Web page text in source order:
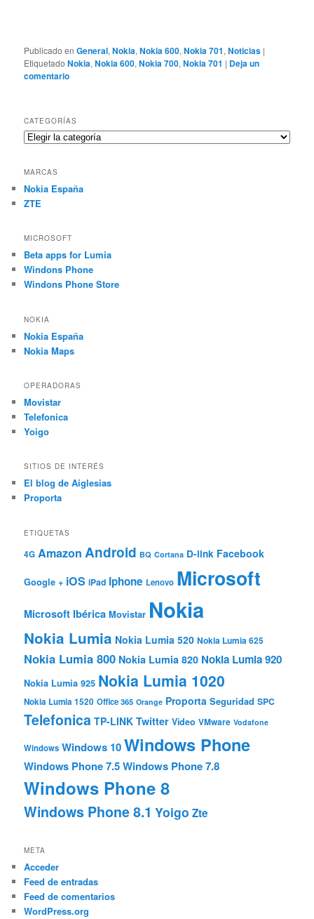
Publicado en General,Nokia,Nokia 600,Nokia 701,Noticias |
Etiquetado Nokia,Nokia 600,Nokia 700,Nokia 701 | Deja un
comentario
CATEGORÍAS
Categorías
MARCAS
Nokia España
ZTE
MICROSOFT
Beta apps for Lumia
Windons Phone
Windons Phone Store
NOKIA
Nokia España
Nokia Maps
OPERADORAS
Movistar
Telefonica
Yoigo
SITIOS DE INTERÉS
El blog de Aiglesias
Proporta
ETIQUETAS
4G Amazon Android BQ Cortana D-link Facebook
Google + iOS iPad Iphone Lenovo Microsoft
Microsoft Ibérica Movistar Nokia
Nokia Lumia Nokia Lumia 520 Nokia Lumia 625
Nokia Lumia 800 Nokia Lumia 820 Nokia Lumia 920
Nokia Lumia 925 Nokia Lumia 1020
Nokia Lumia 1520 Office 365 Orange Proporta Seguridad SPC
Telefonica TP-LINK Twitter Video VMware Vodafone
Windows Windows 10Windows Phone
Windows Phone 7.5Windows Phone 7.8
Windows Phone 8
Windows Phone 8.1 Yoigo Zte
META
Acceder
Feed de entradas
Feed de comentarios
WordPress.org